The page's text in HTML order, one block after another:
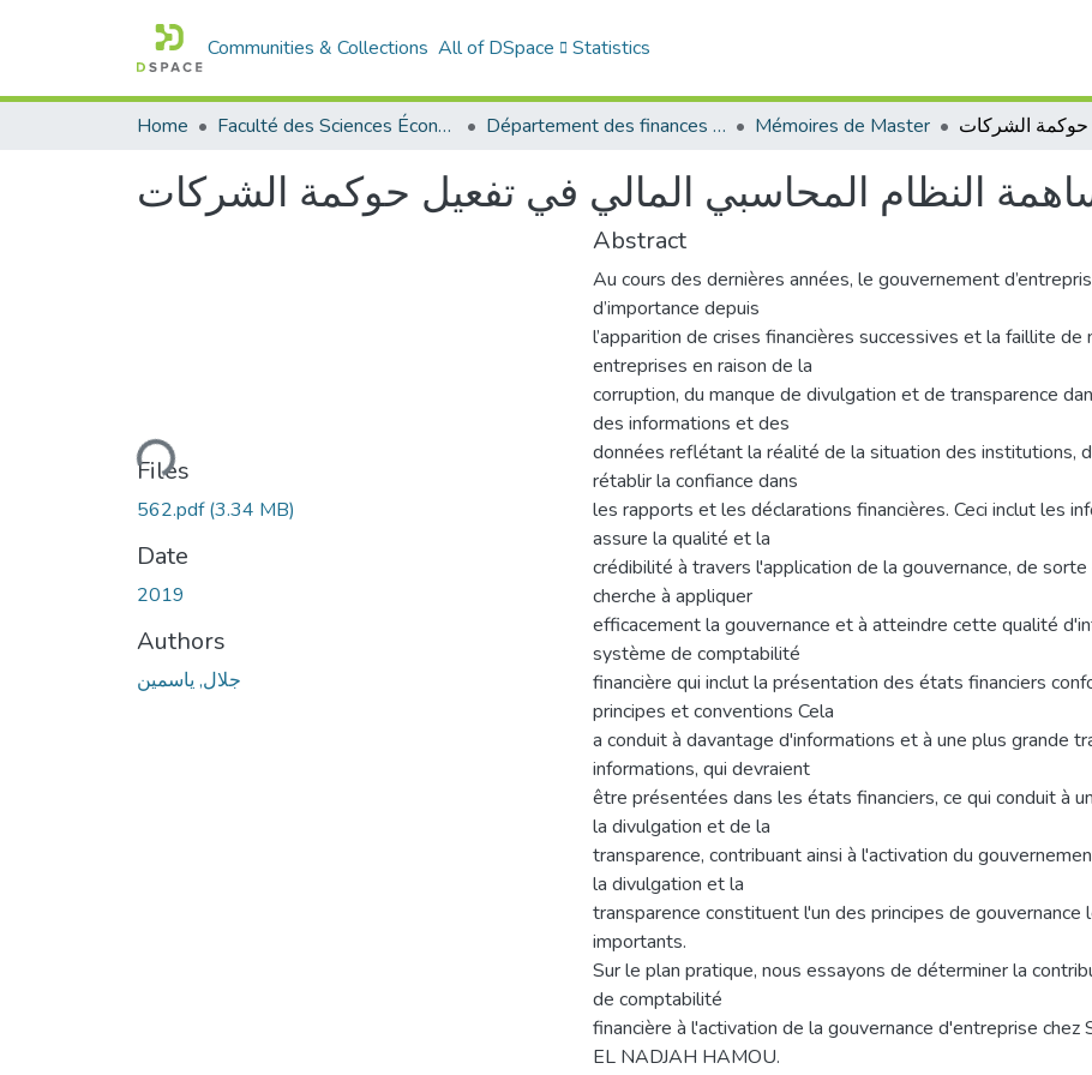
Communities & Collections All of DSpace Statistics
Home Faculté des Sciences Économiques Commerciales et des Sciences de Gestion Département des finances et de comptabilité Mémoires de Master
النظام المحاسبي المالي في تفعيل حوكمة الشركات
Loading...
Files
562.pdf(3.34 MB)
Date
2019
Authors
جلال, ياسمين
Abstract
Au cours des dernières années, le gouvernement
d’importance depuis
l’apparition de crises financières successives et la faillite de
entreprises en raison de la
corruption, du manque de divulgation et de transparence
des informations et des
données reflétant la réalité de la situation des institutions,
rétablir la confiance dans
les rapports et les déclarations financières. Ceci inclut les
assure la qualité et la
crédibilité à travers l'application de la gouvernance, de
cherche à appliquer
efficacement la gouvernance et à atteindre cette qualité
système de comptabilité
financière qui inclut la présentation des états financiers
principes et conventions Cela
a conduit à davantage d'informations et à une plus grande
informations, qui devraient
être présentées dans les états financiers, ce qui conduit à
la divulgation et de la
transparence, contribuant ainsi à l'activation du
la divulgation et la
transparence constituent l'un des principes de gouvernance
importants.
Sur le plan pratique, nous essayons de déterminer la
de comptabilité
financière à l'activation de la gouvernance d'entreprise chez
EL NADJAH HAMOU.